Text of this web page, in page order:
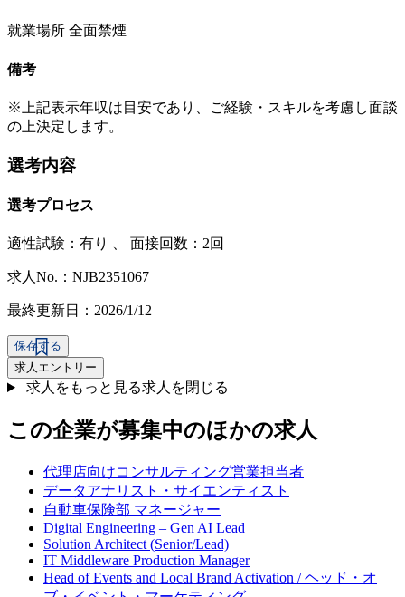
就業場所 全面禁煙
備考
※上記表示年収は目安であり、ご経験・スキルを考慮し面談
の上決定します。
選考内容
選考プロセス
適性試験： 有り 面接回数：2回
求人No.：NJB2351067
最終更新日：2026/1/12
保存する
求人エントリー
求人をもっと見る求人を閉じる
この企業が募集中のほかの求人
代理店向けコンサルティング営業担当者
データアナリスト・サイエンティスト
自動車保険部 マネージャー
Digital Engineering – Gen AI Lead
Solution Architect (Senior/Lead)
IT Middleware Production Manager
Head of Events and Local Brand Activation / ヘッド・オ